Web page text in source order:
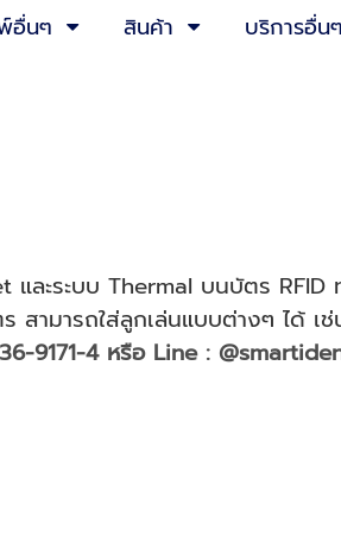
อื่นๆ สินค้า
บริการอื่นๆ
ละระบบ Thermal บนบัตร RFID
ามารถใส่ลูกเล่นแบบต่างๆ ได้
9171-4 หรือ Line :